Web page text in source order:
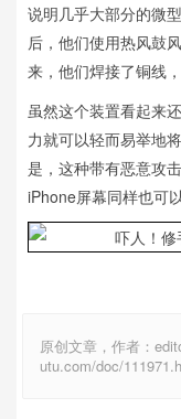
说明几乎大部分的微
后，他们使用热风鼓
来，他们焊接了铜线
虽然这个装置看起来
力就可以轻而易举地
是，这种带有恶意攻
iPhone屏幕同样也可
原创文章，作者：
utu.com/doc/